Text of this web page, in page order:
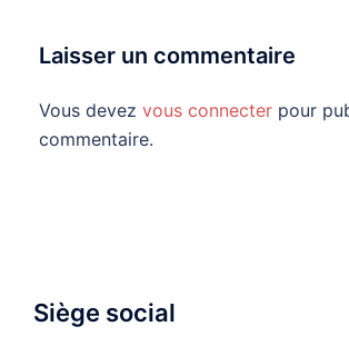
Laisser un commentaire
Vous devez vous connecter pour
commentaire.
Siège social